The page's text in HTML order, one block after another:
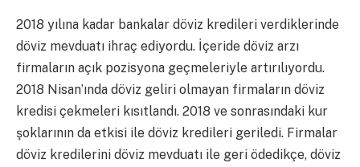
2018 yılına kadar bankalar döviz kredileri verdiklerinde
döviz mevduatı ihraç ediyordu. İçeride döviz arzı
firmaların açık pozisyona geçmeleriyle artırılıyordu.
2018 Nisan’ında döviz geliri olmayan firmaların döviz
kredisi çekmeleri kısıtlandı. 2018 ve sonrasındaki kur
şoklarının da etkisi ile döviz kredileri geriledi. Firmalar
döviz kredilerini döviz mevduatı ile geri ödedikçe, döviz